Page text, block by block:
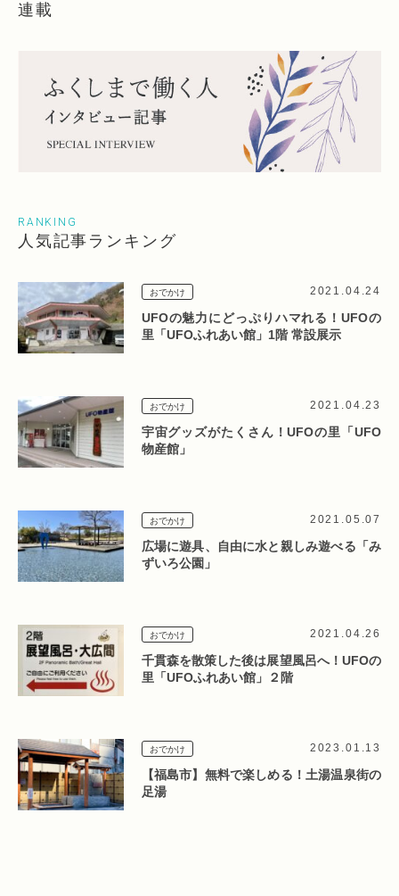
連載
RANKING
人気記事ランキング
おでかけ 2021.04.24
UFOの魅力にどっぷりハマれる！UFOの
里「UFOふれあい館」1階 常設展示
おでかけ 2021.04.23
宇宙グッズがたくさん！UFOの里「UFO
物産館」
おでかけ 2021.05.07
広場に遊具、自由に水と親しみ遊べる「み
ずいろ公園」
おでかけ 2021.04.26
千貫森を散策した後は展望風呂へ！UFOの
里「UFOふれあい館」２階
おでかけ 2023.01.13
【福島市】無料で楽しめる！土湯温泉街の
足湯